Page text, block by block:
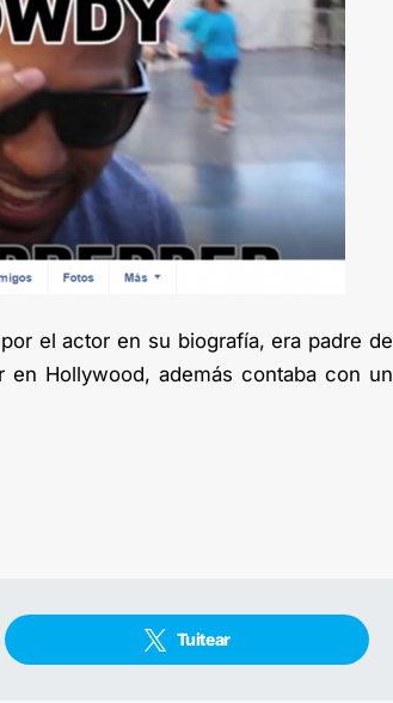
el actor en su biografía, era padre de
Hollywood, además contaba con un
Tuitear